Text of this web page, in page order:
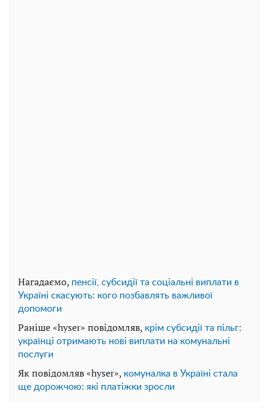
Нагадаємо, пенсії, субсидії та соціальні виплати в
Україні скасують: кого позбавлять важливої ​​
допомоги
Раніше «hyser» повідомляв, крім субсидії та пільг:
українці отримають нові виплати на комунальні
послуги
Як повідомляв «hyser», комуналка в Україні стала
ще дорожчою: які платіжки зросли